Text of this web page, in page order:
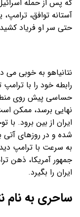
که پس از حمله
آستانه توافق،
حتی سر او فریاد
نتانیاهو به خوبی می
رابطه خود را با
حساسی پیش روی
نهایی برسد، ممکن
ایران از بین برود. با
شده و در روزهای آتی
به سرعت با ترامپ
جمهور آمریکا، ذهن
ایران را بگیرد.
ساحری به نام